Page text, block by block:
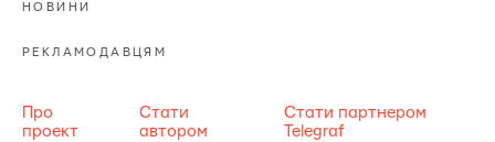
НОВИНИ
РЕКЛАМОДАВЦЯМ
Про
проект
Стати
автором
Стати партнером
Telegraf